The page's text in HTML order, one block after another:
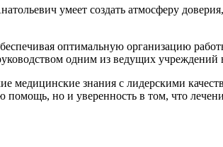
умеет создать атмосферу
оптимальную организацию
одним из ведущих учреждений
медицинские знания с лидерскими
но и уверенность в том, что